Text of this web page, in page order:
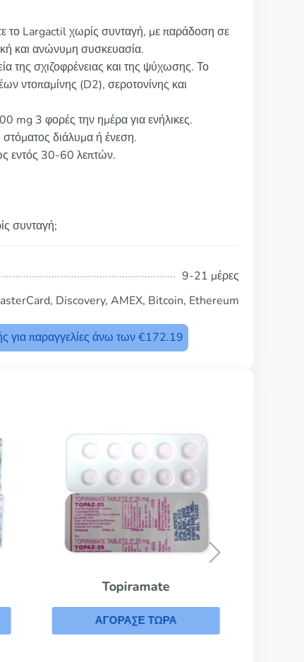
το Largactil χωρίς συνταγή, με παράδοση σε
και ανώνυμη συσκευασία.
της σχιζοφρένειας και της ψύχωσης. Το
ντοπαμίνης (D2), σεροτονίνης και
mg 3 φορές την ημέρα για ενήλικες.
διάλυμα ή ένεση.
εντός 30-60 λεπτών.
συνταγή;
9-21 μέρες
Discovery, AMEX, Bitcoin, Ethereum
για παραγγελίες άνω των €172.19
Topiramate
ΑΓΟΡΑΣΕ ΤΩΡΑ